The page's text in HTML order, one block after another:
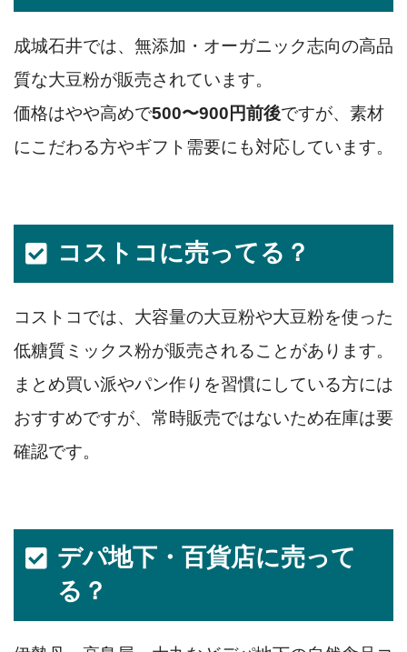
成城石井では、無添加・オーガニック志向の高品
質な大豆粉が販売されています。
価格はやや高めで500〜900円前後ですが、素材
にこだわる方やギフト需要にも対応しています。
コストコに売ってる？
コストコでは、大容量の大豆粉や大豆粉を使った
低糖質ミックス粉が販売されることがあります。
まとめ買い派やパン作りを習慣にしている方には
おすすめですが、常時販売ではないため在庫は要
確認です。
デパ地下・百貨店に売って
る？